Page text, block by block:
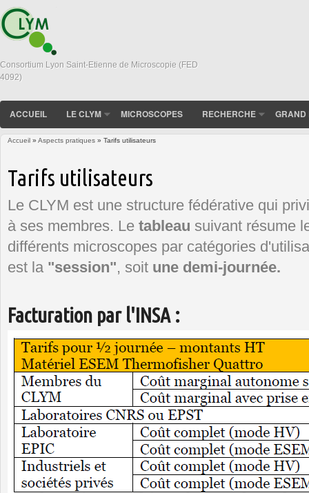
Consortium Lyon Saint-Etienne de Microscopie (FED
4092)
ACCUEIL LE CLYM MICROSCOPES RECHERCHE GRAND
Accueil » Aspects pratiques » Tarifs utilisateurs
Tarifs utilisateurs
Le CLYM est une structure fédérative qui
à ses membres. Le tableau suivant résume
différents microscopes par catégories
est la "session", soit une demi-journée.
Facturation par l'INSA :